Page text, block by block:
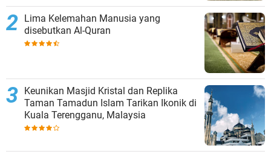
Lima Kelemahan Manusia yang
disebutkan Al-Quran
Keunikan Masjid Kristal dan Replika
Taman Tamadun Islam Tarikan Ikonik di
Kuala Terengganu, Malaysia